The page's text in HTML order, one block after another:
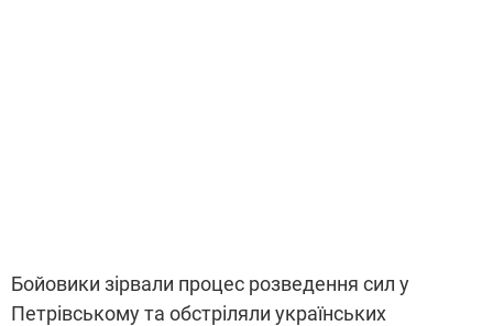
Бойовики зірвали процес розведення сил у
Петрівському та обстріляли українських